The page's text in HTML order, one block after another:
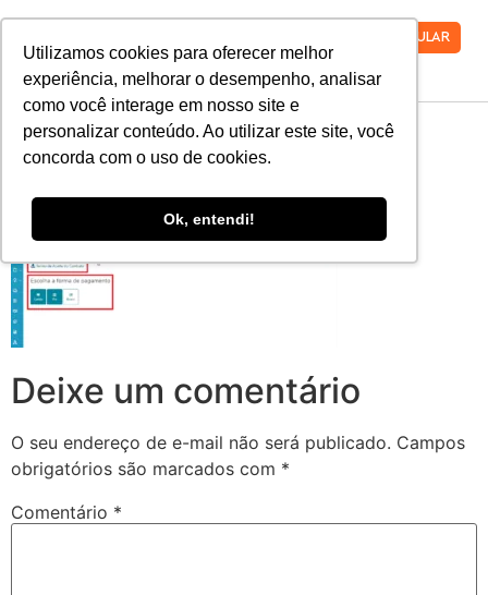
Utilizamos cookies para oferecer melhor
experiência, melhorar o desempenho, analisar
como você interage em nosso site e
personalizar conteúdo. Ao utilizar este site, você
concorda com o uso de cookies.
Ok, entendi!
VESTIBULAR
REMATRICULA-13
Deixe um comentário
O seu endereço de e-mail não será publicado. Campos
obrigatórios são marcados com *
Comentário *